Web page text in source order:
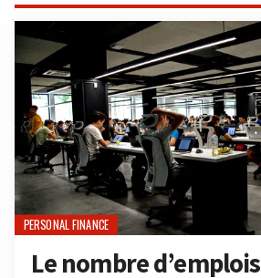
PERSONAL FINANCE
Le nombre d’emplois